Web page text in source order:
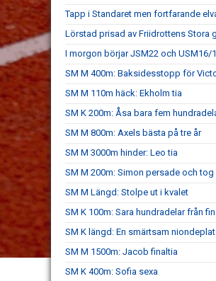
Tapp i Standaret men fortfarande
Lörstad prisad av Friidrottens Stora
I morgon börjar JSM22 och USM16/
SM M 400m: Baksidesstopp för
SM M 110m häck: Ekholm tia
SM K 200m: Åsa bara fem
SM M 800m: Axels bästa på tre år
SM M 3000m hinder: Leo tia
SM M 200m: Simon persade och
SM M Längd: Stolpe ut i kvalet
SM K 100m: Sara hundradelar från
SM K längd: En smärtsam
SM M 1500m: Jacob finaltia
SM K 400m: Sofia sexa